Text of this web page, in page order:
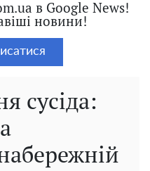
в Google News!
новини!
сусіда: